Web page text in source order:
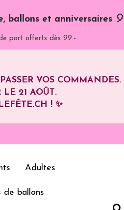
ballons et anniversaires 🎈
port offerts dès 99.-
VOS COMMANDES.
LE 21 AOÛT.
! ✨
Adultes
de ballons